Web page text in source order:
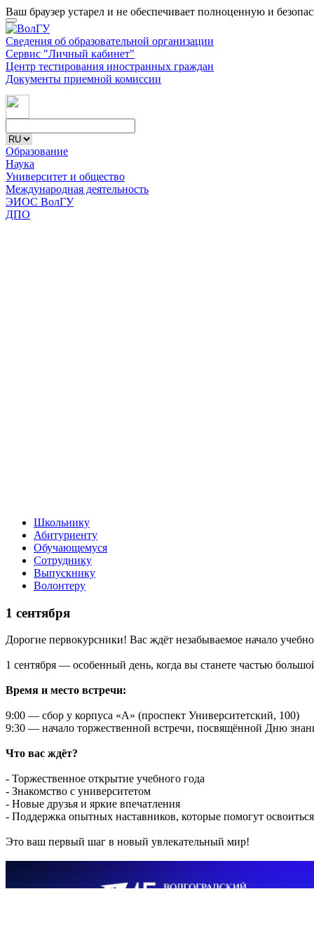
Ваш браузер устарел и не обеспечивает полноценную и
Сведения об образовательной организации
Сервис "Личный кабинет"
Центр тестирования иностранных граждан
Документы приемной комиссии
Образование
Наука
Университет и общество
Международная деятельность
ЭИОС ВолГУ
ДПО
Школьнику
Абитуриенту
Обучающемуся
Сотруднику
Выпускнику
Волонтеру
1 сентября
Дорогие первокурсники! Вас ждёт незабываемое начало
1 сентября — особенный день, когда вы станете частью
Время и место встречи:
9:00 — сбор у корпуса «А» (проспект Университетский, 100)
9:30 — начало торжественной встречи, посвящённой Дню
Что вас ждёт?
- Торжественное открытие учебного года
- Знакомство с университетом
- Новые друзья и яркие впечатления
- Поддержка опытных наставников, которые помогут освоиться
Это ваш первый шаг в новый увлекательный мир!